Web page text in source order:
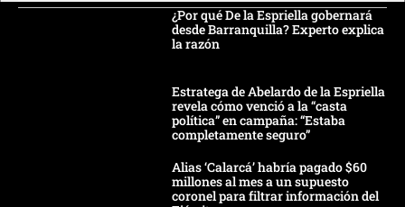
¿Por qué De la Espriella gobernará
desde Barranquilla? Experto explica
la razón
Estratega de Abelardo de la Espriella
revela cómo venció a la “casta
política” en campaña: “Estaba
completamente seguro”
Alias ‘Calarcá’ habría pagado $60
millones al mes a un supuesto
coronel para filtrar información del